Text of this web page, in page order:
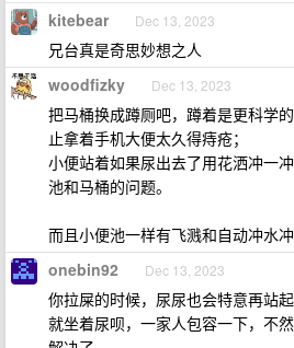
kitebear Dec 13, 2023
兄台真是奇思妙想之人
woodfizky Dec 13, 2023
把马桶换成蹲厕吧，蹲着是更科学
止拿着手机大便太久得痔疮；
小便站着如果尿出去了用花洒冲一
池和马桶的问题。
而且小便池一样有飞溅和自动冲水冲
onebin92 Dec 13, 2023
你拉屎的时候，尿尿也会特意再站起
就坐着尿呗，一家人包容一下，不